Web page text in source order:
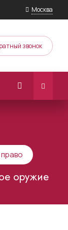
Москва
звонок
оружие